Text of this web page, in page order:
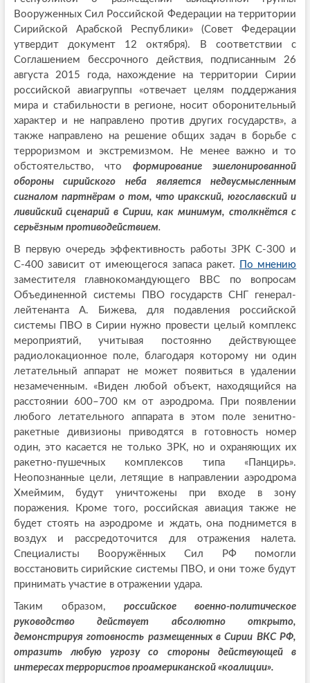
Вооруженных Сил Российской Федерации на территории
Сирийской Арабской Республики» (Совет Федерации
утвердит документ 12 октября). В соответствии с
Соглашением бессрочного действия, подписанным 26
августа 2015 года, нахождение на территории Сирии
российской авиагруппы «отвечает целям поддержания
мира и стабильности в регионе, носит оборонительный
характер и не направлено против других государств», а
также направлено на решение общих задач в борьбе с
терроризмом и экстремизмом. Не менее важно и то
обстоятельство, чтоформирование эшелонированной
обороны сирийского неба является недвусмысленным
сигналом партнёрам о том, что иракский, югославский и
ливийский сценарий в Сирии, как минимум, столкнётся с
серьёзным противодействием.
В первую очередь эффективность работы ЗРК С-300 и
С-400 зависит от имеющегося запаса ракет.
По мнению
заместителя главнокомандующего ВВС по вопросам
Объединенной системы ПВО государств СНГ генерал-
лейтенанта А. Бижева, для подавления российской
системы ПВО в Сирии нужно провести целый комплекс
мероприятий, учитывая постоянно действующее
радиолокационное поле, благодаря которому ни один
летательный аппарат не может появиться в удалении
незамеченным. «Виден любой объект, находящийся на
расстоянии 600–700 км от аэродрома. При появлении
любого летательного аппарата в этом поле зенитно-
ракетные дивизионы приводятся в готовность номер
один, это касается не только ЗРК, но и охраняющих их
ракетно-пушечных комплексов типа «Панцирь».
Неопознанные цели, летящие в направлении аэродрома
Хмеймим, будут уничтожены при входе в зону
поражения. Кроме того, российская авиация также не
будет стоять на аэродроме и ждать, она поднимется в
воздух и рассредоточится для отражения налета.
Специалисты Вооружённых Сил РФ помогли
восстановить сирийские системы ПВО, и они тоже будут
принимать участие в отражении удара.
Таким образом,
российское военно-политическое
руководство действует абсолютно открыто,
демонстрируя готовность размещенных в Сирии ВКС РФ,
отразить любую угрозу со стороны действующей в
интересах террористов проамериканской «коалиции».